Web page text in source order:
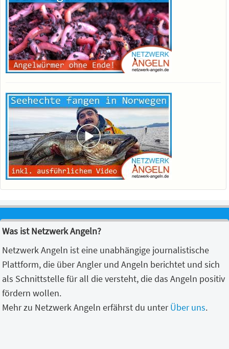
Was ist Netzwerk Angeln?
Netzwerk Angeln ist eine unabhängige journalistische
Plattform, die über Angler und Angeln berichtet und sich
als Schnittstelle für all die versteht, die das Angeln positiv
fördern wollen.
Mehr zu Netzwerk Angeln erfährst du unterÜber uns.